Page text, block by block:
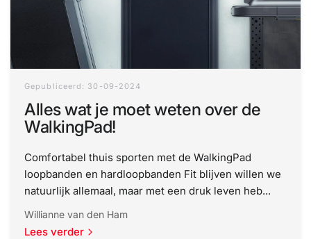
Gepubliceerd: 30-09-2024
Alles wat je moet weten over de
WalkingPad!
Comfortabel thuis sporten met de WalkingPad
loopbanden en hardloopbanden Fit blijven willen we
natuurlijk allemaal, maar met een druk leven heb...
Willianne van den Ham
Lees verder